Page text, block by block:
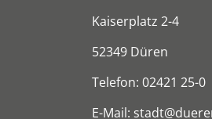
Kaiserplatz 2-4
52349 Düren
Telefon: 02421 25-0
E-Mail: